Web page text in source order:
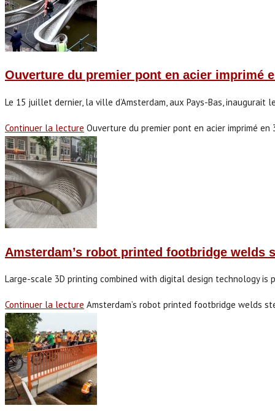
Ouverture du premier pont en acier imprimé
Le 15 juillet dernier, la ville d’Amsterdam, aux Pays-Bas,
Continuer la lecture Ouverture du premier pont en acier imprimé en
Amsterdam’s robot printed footbridge
Large-scale 3D printing combined with digital design technology
Continuer la lecture Amsterdam’s robot printed footbridge welds